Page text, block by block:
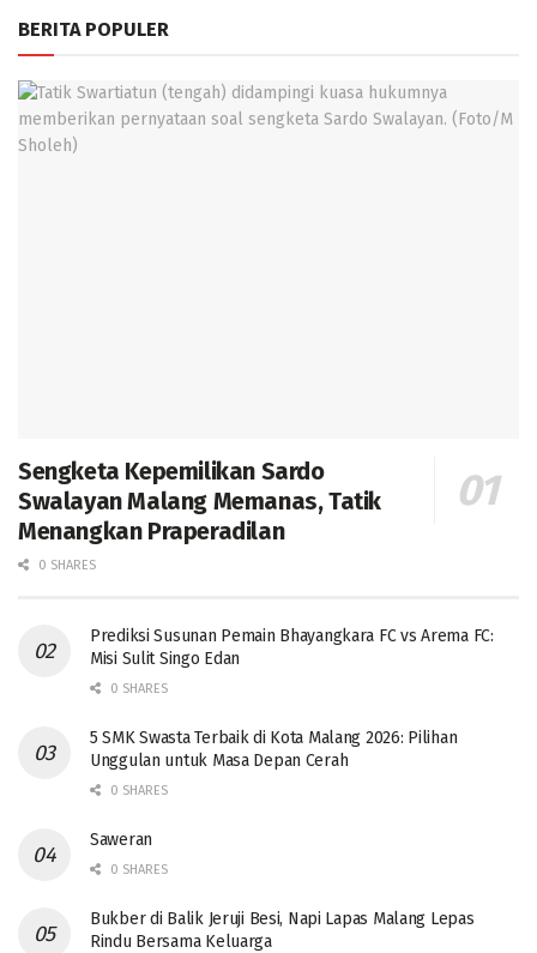
BERITA POPULER
Sengketa Kepemilikan Sardo
Swalayan Malang Memanas, Tatik
Menangkan Praperadilan
0 SHARES
Prediksi Susunan Pemain Bhayangkara FC vs Arema FC:
Misi Sulit Singo Edan
0 SHARES
5 SMK Swasta Terbaik di Kota Malang 2026: Pilihan
Unggulan untuk Masa Depan Cerah
0 SHARES
Saweran
0 SHARES
Bukber di Balik Jeruji Besi, Napi Lapas Malang Lepas
Rindu Bersama Keluarga